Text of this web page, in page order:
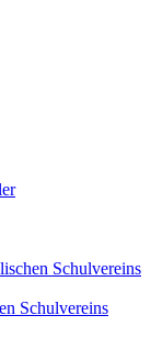
Schulvereins
Schulvereins